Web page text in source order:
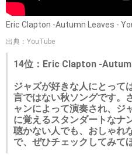
Eric Clapton -Autumn Leaves -
出典：YouTube
14位：Eric Clapton -
ジャズが好きな人にとって
言ではない秋ソングです。
ャンによって演奏され、ジ
に覚えるスタンダートなナ
聴かない人でも、おしゃれ
で、ぜひチェックしてみて